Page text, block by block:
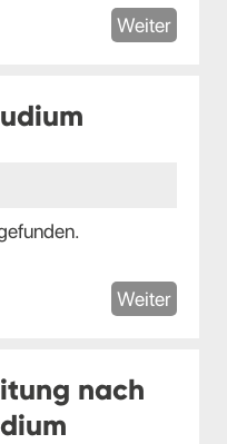
Weiter
Weiter
nach